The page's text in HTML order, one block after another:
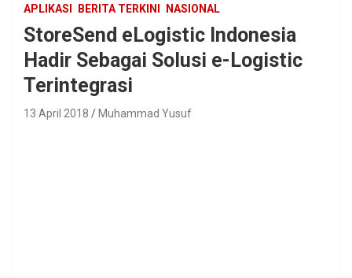
APLIKASI BERITA TERKINI NASIONAL
StoreSend eLogistic Indonesia
Hadir Sebagai Solusi e-Logistic
Terintegrasi
13 April 2018 Muhammad Yusuf